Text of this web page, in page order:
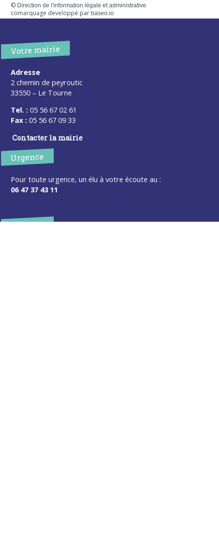
© Direction de l'information légale et administrative
comarquage developpé parbaseo.io
Votre mairie
Adresse
2 chemin de peyroutic
33550 – Le Tourne
Tel. : 05 56 67 02 61
Fax : 05 56 67 09 33
Contacter la mairie
Urgence
Pour toute urgence, un élu à votre écoute au :
06 47 37 43 11
Horaires